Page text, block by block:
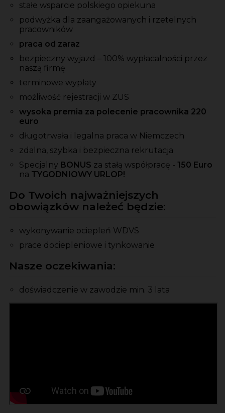
stałe wsparcie polskiego opiekuna
podwyżka dla zaangażowanych i rzetelnych
pracowników
praca od zaraz
bezpieczny wyjazd – 100% wypłacalności przez
naszą firmę
terminowe wypłaty
możliwość rejestracji w ZUS
wysoka premia za polecenie pracownika 220
euro
długotrwała i legalna praca w Niemczech
zdalna, szybka i bezpieczna rekrutacja
Specjalny BONUS za stałą współpracę - 150 Euro
na TYGODNIOWY URLOP!
Do Twoich najważniejszych
obowiązków należeć będzie:
wykonywanie ociepleń WDVS
prace dociepleniowe i tynkowanie
Nasze oczekiwania:
doświadczenie w zawodzie min. 3 lata